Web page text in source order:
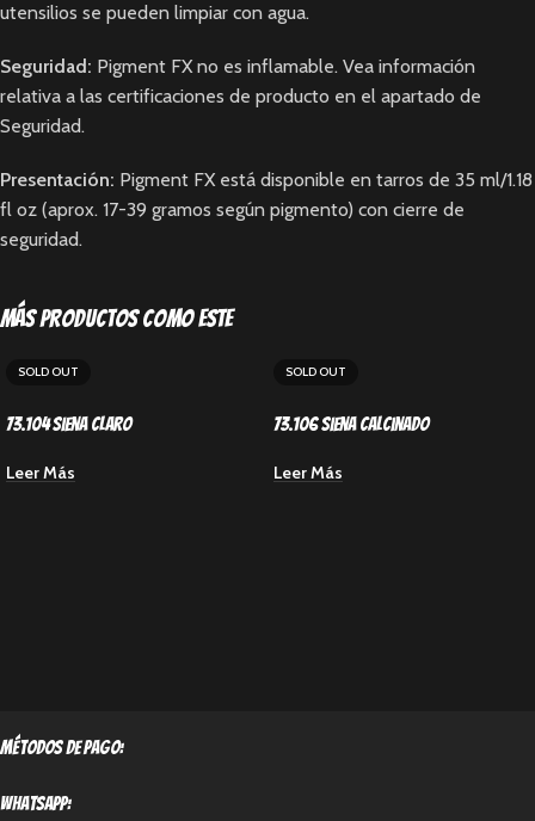
utensilios se pueden limpiar con agua.
Seguridad: Pigment FX no es inflamable. Vea información
relativa a las certificaciones de producto en el apartado de
Seguridad.
Presentación: Pigment FX está disponible en tarros de 35 ml/1.18
fl oz (aprox. 17-39 gramos según pigmento) con cierre de
seguridad.
Más productos como este
SOLD OUT
73.104 Siena Claro
Leer Más
SOLD OUT
73.106 Siena Calcinado
Leer Más
métodos de pago:
Whatsapp: